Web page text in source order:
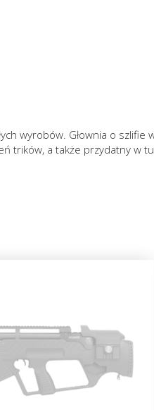
wyrobów. Głownia o
a także przydatny w